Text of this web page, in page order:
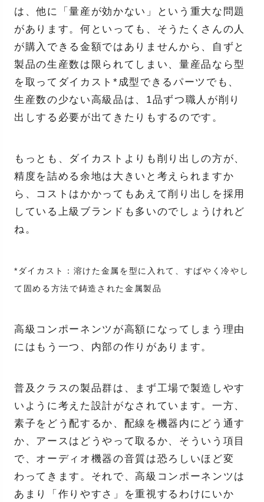
は、他に「量産が効かない」という重大な問題
があります。何といっても、そうたくさんの人
が購入できる金額ではありませんから、自ずと
製品の生産数は限られてしまい、量産品なら型
を取ってダイカスト*成型できるパーツでも、
生産数の少ない高級品は、1品ずつ職人が削り
出しする必要が出てきたりもするのです。
もっとも、ダイカストよりも削り出しの方が、
精度を詰める余地は大きいと考えられますか
ら、コストはかかってもあえて削り出しを採用
している上級ブランドも多いのでしょうけれど
ね。
*ダイカスト：溶けた金属を型に入れて、すばやく冷やし
て固める方法で鋳造された金属製品
高級コンポーネンツが高額になってしまう理由
にはもう一つ、内部の作りがあります。
普及クラスの製品群は、まず工場で製造しやす
いように考えた設計がなされています。一方、
素子をどう配するか、配線を機器内にどう通す
か、アースはどうやって取るか、そういう項目
で、オーディオ機器の音質は恐ろしいほど変
わってきます。それで、高級コンポーネンツは
あまり「作りやすさ」を重視するわけにいか